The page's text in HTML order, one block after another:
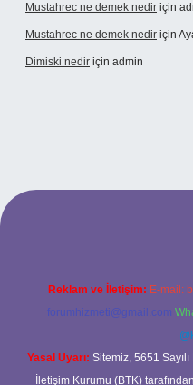
Mustahrec ne demek nedir için
Mustahrec ne demek nedir için
Dimiski nedir için admin
adresi
Reklam ve İletişim: E-mail:
forumhizmeti@gmail.com
Yasal Uyarı: Sitemiz, 5651
İletişim Kurumu (BTK)